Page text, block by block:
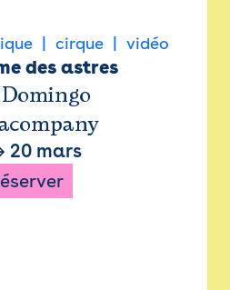
cirque vidéo
des astres
20 mars